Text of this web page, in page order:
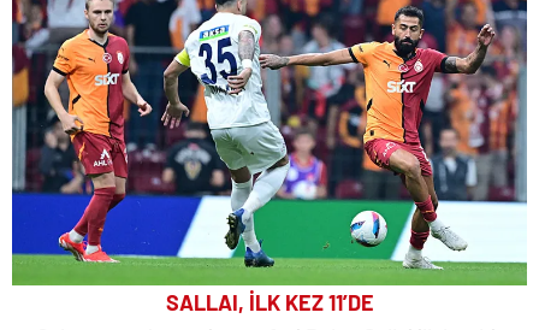
SALLAI, İLK KEZ 11’DE